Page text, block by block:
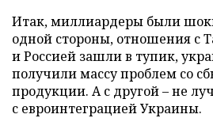
Итак, миллиардеры были
одной стороны, отношения с
и Россией зашли в тупик,
получили массу проблем со
продукции. А с другой – не
с евроинтеграцией Украины.